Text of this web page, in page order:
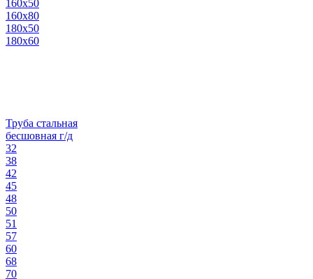
160х50
160х80
180х50
180х60
Труба стальная
бесшовная г/д
32
38
42
45
48
50
51
57
60
68
70